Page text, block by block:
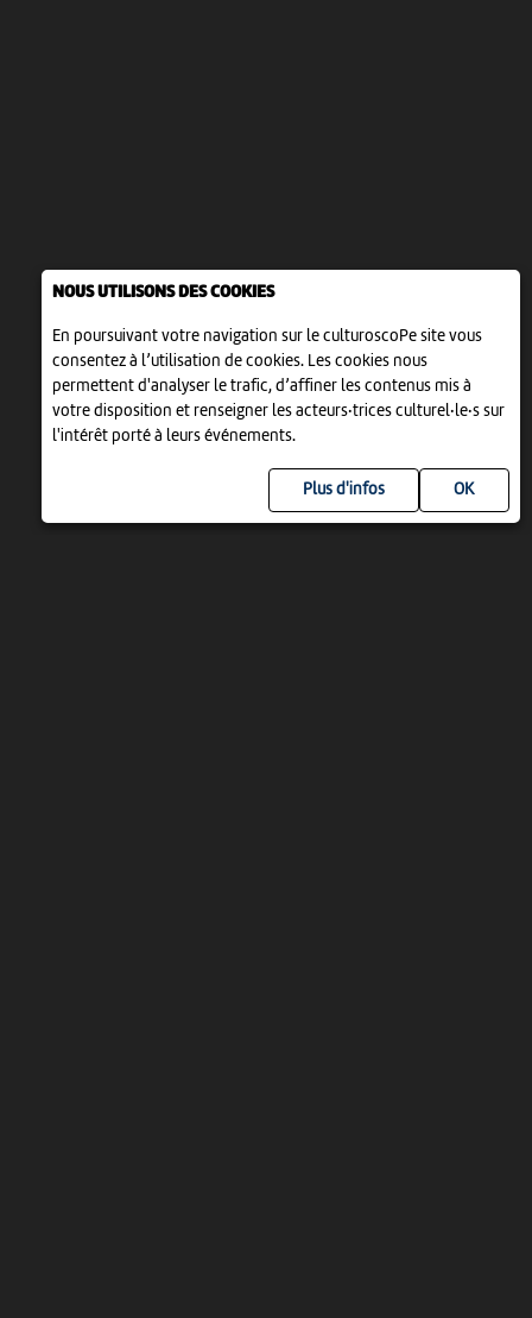
NOUS UTILISONS DES COOKIES
En poursuivant votre navigation sur le culturoscoPe site vous
consentez à l’utilisation de cookies. Les cookies nous
permettent d'analyser le trafic, d’affiner les contenus mis à
votre disposition et renseigner les acteurs·trices culturel·le·s sur
l'intérêt porté à leurs événements.
Plus d'infos